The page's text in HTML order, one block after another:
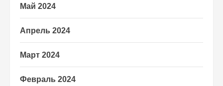
Май 2024
Апрель 2024
Март 2024
Февраль 2024